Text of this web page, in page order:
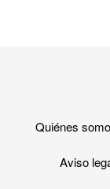
Quiénes
Aviso